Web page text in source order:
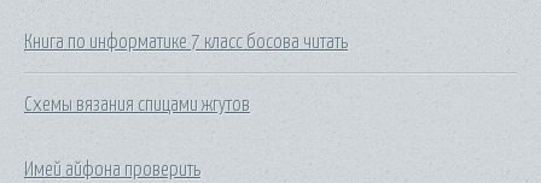
Книга по информатике 7 класс босова читать
Схемы вязания спицами жгутов
Имей айфона проверить